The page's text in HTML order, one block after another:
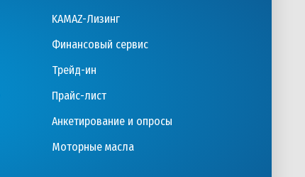
KAMAZ-Лизинг
Финансовый сервис
Трейд-ин
Прайс-лист
Анкетирование и опросы
Моторные масла